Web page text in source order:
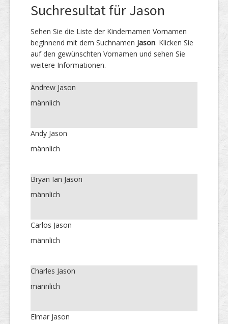
Suchresultat für Jason
Sehen Sie die Liste der Kindernamen Vornamen
beginnend mit dem Suchnamen Jason. Klicken Sie
auf den gewünschten Vornamen und sehen Sie
weitere Informationen.
Andrew Jason
männlich
Andy Jason
männlich
Bryan Ian Jason
männlich
Carlos Jason
männlich
Charles Jason
männlich
Elmar Jason